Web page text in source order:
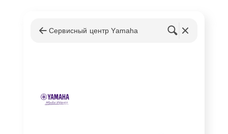
Сервисный центр Yamaha